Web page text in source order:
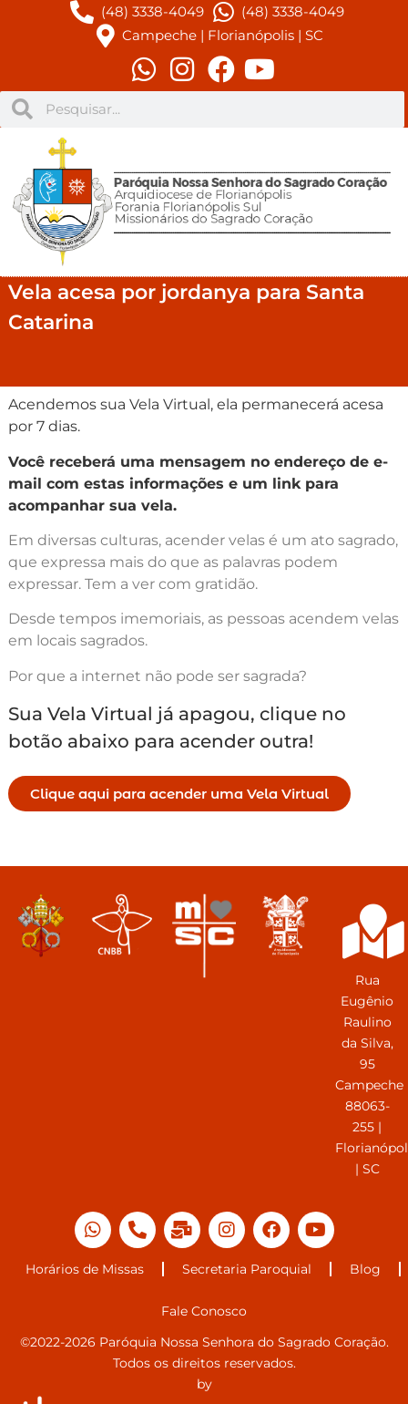
(48) 3338-4049
(48) 3338-4049
Campeche | Florianópolis | SC
Vela acesa por jordanya para Santa
Catarina
Acendemos sua Vela Virtual, ela permanecerá acesa
por 7 dias.
Você receberá uma mensagem no endereço de e-
mail com estas informações e um link para
acompanhar sua vela.
Em diversas culturas, acender velas é um ato sagrado,
que expressa mais do que as palavras podem
expressar. Tem a ver com gratidão.
Desde tempos imemoriais, as pessoas acendem velas
em locais sagrados.
Por que a internet não pode ser sagrada?
Sua Vela Virtual já apagou, clique no
botão abaixo para acender outra!
Clique aqui para acender uma Vela Virtual
Rua
Eugênio
Raulino
da Silva,
95
Campeche
88063-
255 |
| SC
Horários de Missas Secretaria Paroquial Blog
Fale Conosco
©2022-2026 Paróquia Nossa Senhora do Sagrado Coração.
Todos os direitos reservados.
by